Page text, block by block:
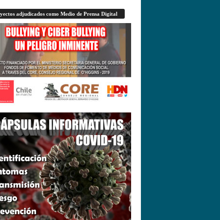
adjudicados como Medio de Prensa Digital